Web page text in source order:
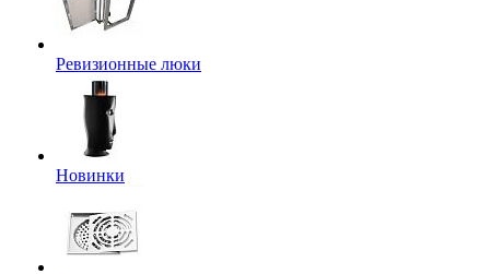
Ревизионные люки
Новинки